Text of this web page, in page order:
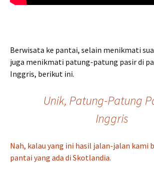
Berwisata ke pantai, selain menikmati
juga menikmati patung-patung pasir di
Inggris, berikut ini.
Unik, Patung-Patung
Inggris
Nah, kalau yang ini hasil jalan-jalan kami
pantai yang ada di Skotlandia.